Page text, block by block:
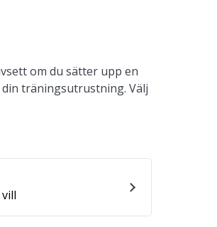
om du sätter upp en
träningsutrustning. Välj